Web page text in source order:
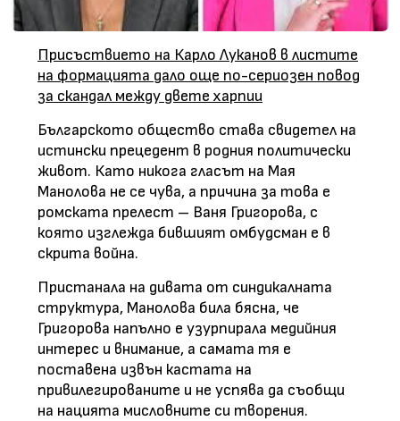
Присъствието на Карло Луканов в листите
на формацията дало още по-сериозен повод
за скандал между двете харпии
Българското общество става свидетел на
истински прецедент в родния политически
живот. Като никога гласът на Мая
Манолова не се чува, а причина за това е
ромската прелест – Ваня Григорова, с
която изглежда бившият омбудсман е в
скрита война.
Пристанала на дивата от синдикалната
структура, Манолова била бясна, че
Григорова напълно е узурпирала медийния
интерес и внимание, а самата тя е
поставена извън кастата на
привилегированите и не успява да съобщи
на нацията мисловните си творения.